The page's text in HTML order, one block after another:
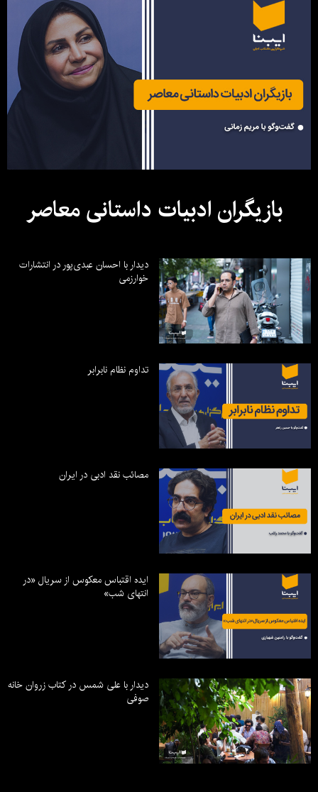
بازیگران ادبیات داستانی معاصر
دیدار با احسان عبدی‌پور در انتشارات
خوارزمی
تداوم نظام نابرابر
مصائب نقد ادبی در ایران
ایده اقتباس معکوس از سریال «در
انتهای شب»
دیدار با علی شمس در کتاب زروان خانه
صوفی